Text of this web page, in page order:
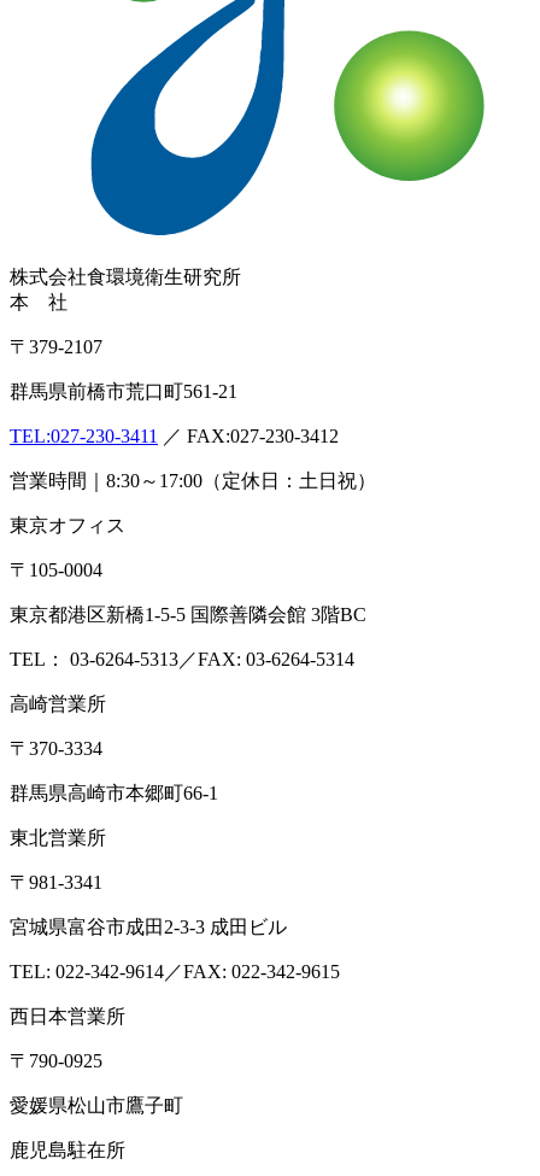
株式会社食環境衛生研究所
本 社
〒379-2107
群馬県前橋市荒口町561-21
TEL:027-230-3411 ／ FAX:027-230-3412
営業時間｜8:30～17:00（定休日：土日祝）
東京オフィス
〒105-0004
東京都港区新橋1-5-5 国際善隣会館 3階BC
TEL： 03-6264-5313／FAX: 03-6264-5314
高崎営業所
〒370-3334
群馬県高崎市本郷町66-1
東北営業所
〒981-3341
宮城県富谷市成田2-3-3 成田ビル
TEL: 022-342-9614／FAX: 022-342-9615
西日本営業所
〒790-0925
愛媛県松山市鷹子町
鹿児島駐在所